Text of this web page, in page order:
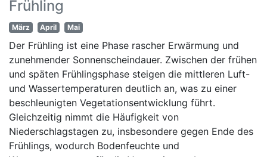
Frühling
März April Mai
Der Frühling ist eine Phase rascher Erwärmung und
zunehmender Sonnenscheindauer. Zwischen der frühen
und späten Frühlingsphase steigen die mittleren Luft-
und Wassertemperaturen deutlich an, was zu einer
beschleunigten Vegetationsentwicklung führt.
Gleichzeitig nimmt die Häufigkeit von
Niederschlagstagen zu, insbesondere gegen Ende des
Frühlings, wodurch Bodenfeuchte und